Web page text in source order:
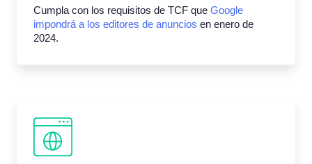
Cumpla con los requisitos de TCF que Google
impondrá a los editores de anuncios en enero de
2024.